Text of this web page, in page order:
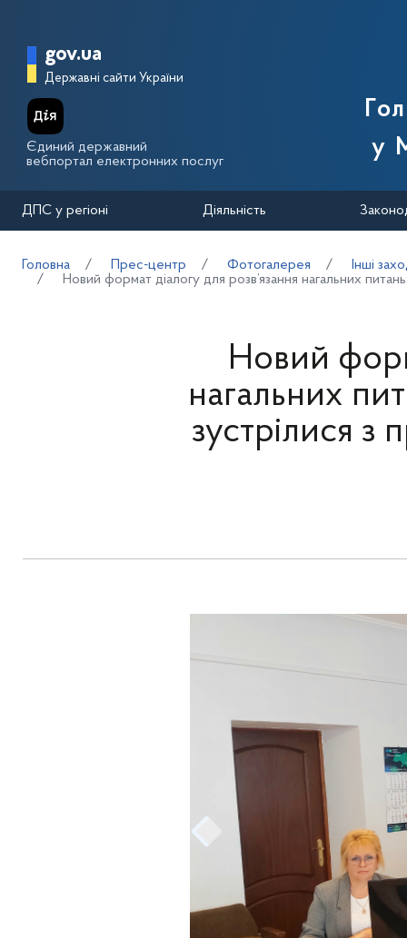
Головна сторінка Державної
gov.ua
Державні сайти України
Єдиний державний
вебпортал електронних послуг
у
ДПС у регіоні Діяльність
Головна Прес-центр Фотогалерея
Інші
Новий формат діалогу для розв’язання нагальних
Новий
нагальних
зустрілися